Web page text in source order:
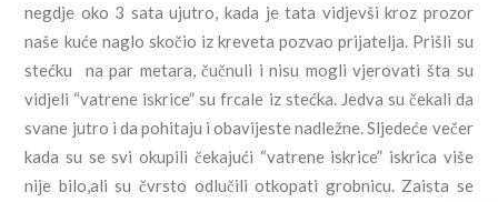
negdje oko 3 sata ujutro, kada je tata vidjevši kroz prozor
naše kuće naglo skočio iz kreveta pozvao prijatelja. Prišli su
stećku na par metara, čučnuli i nisu mogli vjerovati šta su
vidjeli “vatrene iskrice” su frcale iz stećka. Jedva su čekali da
svane jutro i da pohitaju i obavijeste nadležne. Sljedeće večer
kada su se svi okupili čekajući “vatrene iskrice” iskrica više
nije bilo,ali su čvrsto odlučili otkopati grobnicu. Zaista se